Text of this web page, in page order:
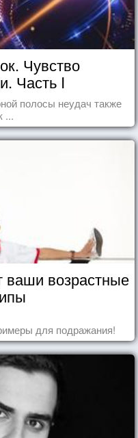
Чувство
Часть I
полосы неудач также
...
ваши возрастные
для подражания!